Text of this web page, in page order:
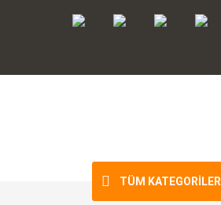
TÜM KATEGORİLER